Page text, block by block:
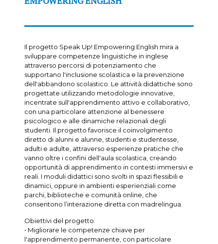
Il progetto Speak Up! Empowering English mira a
sviluppare competenze linguistiche in inglese
attraverso percorsi di potenziamento che
supportano l'inclusione scolastica e la prevenzione
dell'abbandono scolastico. Le attività didattiche sono
progettate utilizzando metodologie innovative,
incentrate sull'apprendimento attivo e collaborativo,
con una particolare attenzione al benessere
psicologico e alle dinamiche relazionali degli
studenti. Il progetto favorisce il coinvolgimento
diretto di alunni e alunne, studenti e studentesse,
adulti e adulte, attraverso esperienze pratiche che
vanno oltre i confini dell'aula scolastica, creando
opportunità di apprendimento in contesti immersivi e
reali. I moduli didattici sono svolti in spazi flessibili e
dinamici, oppure in ambienti esperienziali come
parchi, biblioteche e comunità online, che
consentono l’interazione diretta con madrelingua.
Obiettivi del progetto:
• Migliorare le competenze chiave per
l'apprendimento permanente, con particolare